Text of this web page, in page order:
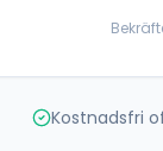
Kostnadsfri